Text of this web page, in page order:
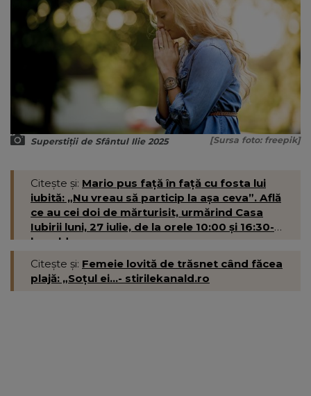
Superstiții de Sfântul Ilie 2025 [Sursa foto: freepik]
Citește și: Mario pus față în față cu fosta lui
iubită: „Nu vreau să particip la așa ceva”. Află
ce au cei doi de mărturisit, urmărind Casa
Iubirii luni, 27 iulie, de la orele 10:00 și 16:30-
kanald.ro
Citește și: Femeie lovită de trăsnet când făcea
plajă: „Soțul ei...- stirilekanald.ro